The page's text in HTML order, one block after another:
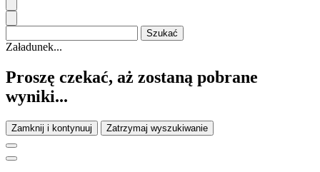
Załadunek...
Proszę czekać, aż zostaną pobrane
wyniki...
Zamknij i kontynuuj Zatrzymaj wyszukiwanie